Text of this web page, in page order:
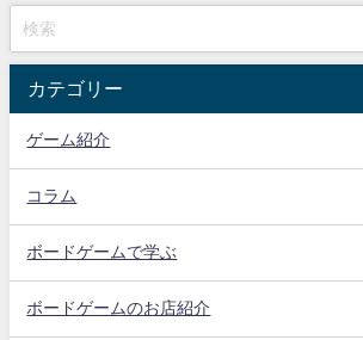
カテゴリー
ゲーム紹介
コラム
ボードゲームで学ぶ
ボードゲームのお店紹介